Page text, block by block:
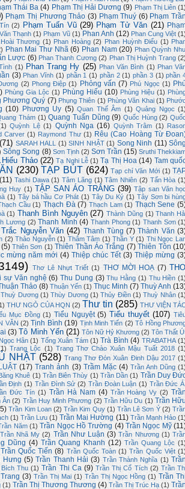
Thái Ba (4) Phạm Thị Hải Dương (9) Phạm Thị Liên
Phạm Thị Phương Thảo (3) Phạm Thuý (6) Phạm
(2) Phạm Tuấn Vũ (29) Phạm Tử Văn (21)
Thạnh (1) Phạm Vũ (1) Phan Anh (12) Phan Cung Việt
Hoài Thương (1) Phan Hoàng (2) Phan Huỳnh Điểu (1)
Phan Mai Thư Nhã (6) Phan Nam (20) Phan Quỳnh
Lược (6) Phan Thanh Cương (2) Phan Thị Huỳnh Trang
(1) Phan Trang Hy (25) Phan Văn Bình (1) Phan
(3) Phan Vĩnh (1) phần 1 (1) phần 2 (1) phần 3 (1) phần
(2) Phong Điệp (1) Phỏng vấn (7) Phú Ngọc (1)
Phùng Gia Lộc (1) Phùng Hiếu (10) Phùng Hiệu (1)
Phương Quý (7) Phụng Thiên (1) Phùng Văn Khai (1)
(10) Phương Uy (5) Quan Thế Âm (1) Quảng Ngọc
Thám (1) Quang Tuấn Dũng (9) Quốc Hùng (2)
Quỳnh Lệ (1) Quỳnh Nga (16) Quỳnh Trâm (1)
Carver (1) Raymond Thư (1) Rêu (Cao Hoàng Từ
(71) SARAH HALL (1) SINH NHẬT (1) Song Ninh (11)
Sông Song (8) Sơn Tịnh (2) Sơn Trần (15) Sruthi
Thảo (22) Tạ Nghi Lễ (1) Tạ Thị Hoa (14) Tam
(230) TẠP BÚT (624) Tạp chí Văn Mới (1)
(11) Tashi Dawa (1) Tâm Lãng (1) Tâm Nhiên (2) Tấn Hòa
Huy (1) TẬP SAN ÁO TRẮNG (39) Tập san Văn
(1) Tây bá hầu Cơ Phát (1) Tây Du Ký (1) Tây Sơn bi
Cầu (1) Thạch Đà (7) Thạch Lam (1) Thạch Sene
(1) Thanh Bình Nguyên (27) Thành Dũng (1) Thanh
Lương (2) Thanh Minh (4) Thanh Phong (1) Thanh Sơn
Nguyễn Văn (42) Thanh Tùng (7) Thành Văn
(2) Thảo Nguyễn (1) Thâm Tâm (1) Thần Y (1) Thi Ngọc
(5) Thiên Sơn (1) Thiên Thần Áo Trắng (7) Thiên Tôn
mừng năm mới (4) Thiệp chúc Tết (3) Thiệp mừng
Thơ Lê Nhựt Triết (1) THƠ MỜI HOẠ (7)
sự Văn nghệ (6) Thu Dung (3) Thu Hằng (1) Thu Hiền
Thảo (8) Thuận Yến (1) Thục Minh (7) Thuỳ Anh
Thuỳ Dương (1) Thùy Dương (1) Thủy Điền (1) Thuỳ Nhân
THƯ NGỎ CỦA HQN (2) Thư tin (285) THƯ VIỆN
Mục Đồng (1) Tiểu Nguyệt (5) Tiểu thuyết (107)
VĂN (2) Tịnh Bình (19) Tịnh Minh Tiến (2) Tô Hồng
(3) Tô Minh Yến (21) Tôn Nữ Hỷ Khương (2) Tôn Thất
Hân (1) Tống Xuân Tám (1) Trà Bình (4) TRABATHA
Trang Lộc (1) Trang Thơ Chào Xuân Mậu Tuất 2018
NHẬT (528) Trang Thơ Đón Xuân Đinh Dậu 2017
(17) Tranh ảnh (3) Trầm Mặc (4) Trần Anh Dũng
Khuê (1) Trần Biên Thùy (1) Trần Dần (1) Trần Duy
Định (1) Trần Đình Sử (2) Trần Đoàn Luận (1) Trần Đức
Đức Tín (1) Trần Hà Nam (4) Trần Hoàng Vy (2)
Ân (2) Trần Huy Minh Phương (2) Trần Hữu Du (1) Trần
Trần Kim Loan (2) Trần Kim Quy (1) Trần Lê Sơn Ý (2)
(1) Trần Lưu (1) Trần Mai Hường (11) Trần Mạnh Hảo
Năm (1) Trần Ngọc Hồ Trường (4) Trần Ngọc Mỹ
Trần Nhã My (2) Trần Như Luận (3) Trần Nhương (1)
Dũng (4) Trần Quang Khanh (12) Trần Quang Lộc
Trần Quốc Tiến (8) Trần Quốc Toàn (1) Trần Quốc Việt
Hưng (5) Trần Thanh Hải (3) Trần Thành Nghĩa (1)
Thu (1) Trần Thi Ca (9) Trần Thị Cổ Tích (2) Trần
(3) Trần Thị Mai (1) Trần Thị Ngọc Hồng (1) Trần
(1) Trần Thị Thương Thương (4) Trần Thị Trúc Hạ (1)